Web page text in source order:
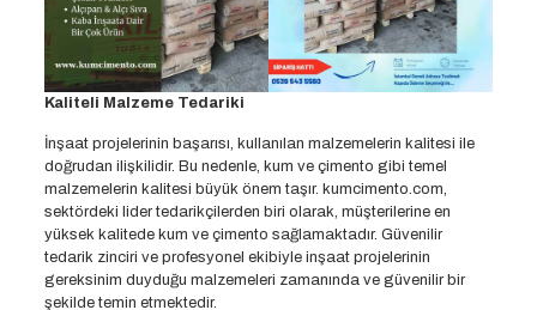
Kaliteli Malzeme Tedariki
İnşaat projelerinin başarısı, kullanılan malzemelerin kalitesi ile
doğrudan ilişkilidir. Bu nedenle, kum ve çimento gibi temel
malzemelerin kalitesi büyük önem taşır. kumcimento.com,
sektördeki lider tedarikçilerden biri olarak, müşterilerine en
yüksek kalitede kum ve çimento sağlamaktadır. Güvenilir
tedarik zinciri ve profesyonel ekibiyle inşaat projelerinin
gereksinim duyduğu malzemeleri zamanında ve güvenilir bir
şekilde temin etmektedir.